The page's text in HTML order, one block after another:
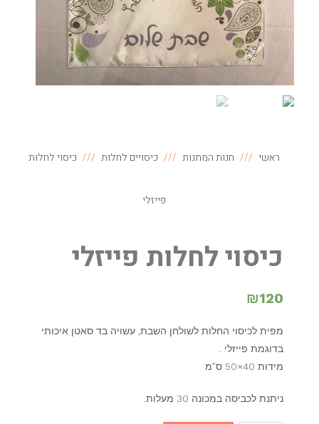
ראשי חנות המתנות כיסויים לחלות כיסוי לחלות
פייזלי
כיסוי לחלות פייזלי
₪120
מפית לכיסוי החלות לשולחן השבת, עשויה בד סאטן איכותי
בדוגמת פייזלי .
מידות 40×50 ס”מ
ניתנת לכביסה במכונה 30 מעלות.